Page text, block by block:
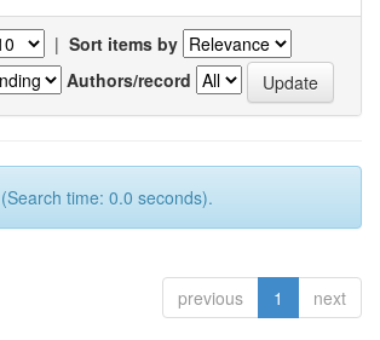
| Sort items by
Authors/record
time: 0.0 seconds).
previous 1 next